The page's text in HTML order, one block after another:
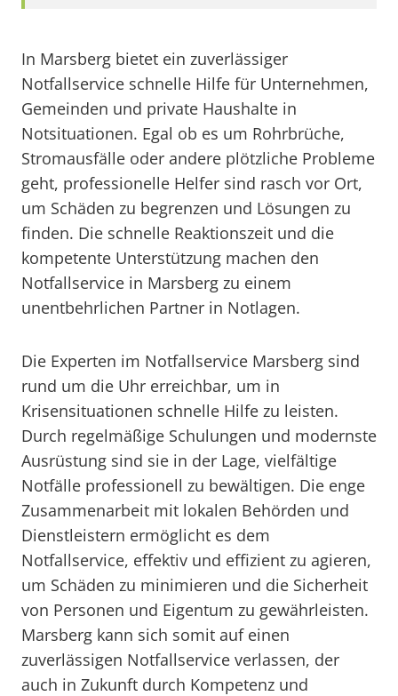
In Marsberg bietet ein zuverlässiger
Notfallservice schnelle Hilfe für Unternehmen,
Gemeinden und private Haushalte in
Notsituationen. Egal ob es um Rohrbrüche,
Stromausfälle oder andere plötzliche Probleme
geht, professionelle Helfer sind rasch vor Ort,
um Schäden zu begrenzen und Lösungen zu
finden. Die schnelle Reaktionszeit und die
kompetente Unterstützung machen den
Notfallservice in Marsberg zu einem
unentbehrlichen Partner in Notlagen.
Die Experten im Notfallservice Marsberg sind
rund um die Uhr erreichbar, um in
Krisensituationen schnelle Hilfe zu leisten.
Durch regelmäßige Schulungen und modernste
Ausrüstung sind sie in der Lage, vielfältige
Notfälle professionell zu bewältigen. Die enge
Zusammenarbeit mit lokalen Behörden und
Dienstleistern ermöglicht es dem
Notfallservice, effektiv und effizient zu agieren,
um Schäden zu minimieren und die Sicherheit
von Personen und Eigentum zu gewährleisten.
Marsberg kann sich somit auf einen
zuverlässigen Notfallservice verlassen, der
auch in Zukunft durch Kompetenz und